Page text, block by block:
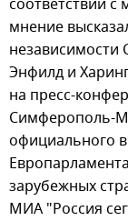
мнение
независимости
Энфилд и
на пресс-
Симферополь-
официального
зарубежных
МИА "Россия